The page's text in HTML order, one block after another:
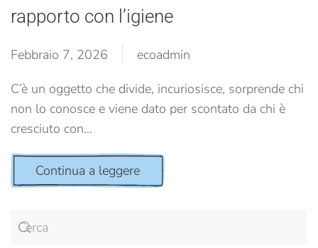
rapporto con l’igiene
Febbraio 7, 2026
ecoadmin
C’è un oggetto che divide, incuriosisce, sorprende chi
non lo conosce e viene dato per scontato da chi è
cresciuto con...
Continua a leggere